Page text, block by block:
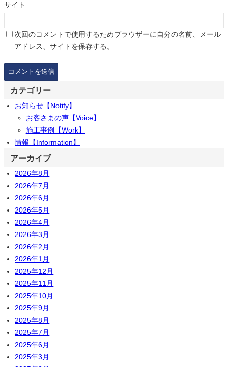
サイト
次回のコメントで使用するためブラウザーに自分の名前、メール
アドレス、サイトを保存する。
カテゴリー
お知らせ【Notify】
お客さまの声【Voice】
施工事例【Work】
情報【Information】
アーカイブ
2026年8月
2026年7月
2026年6月
2026年5月
2026年4月
2026年3月
2026年2月
2026年1月
2025年12月
2025年11月
2025年10月
2025年9月
2025年8月
2025年7月
2025年6月
2025年3月